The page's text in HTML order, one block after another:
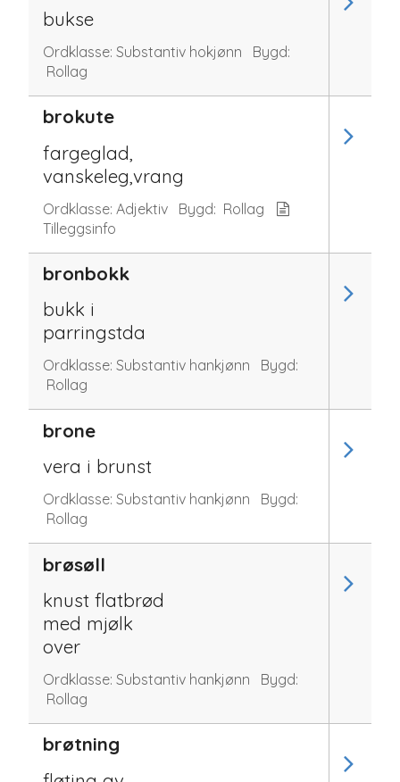
bukse
Ordklasse: Substantiv hokjønn
Bygd:
Rollag
brokute
fargeglad,
vanskeleg,vrang
Ordklasse: Adjektiv Bygd: Rollag
Tilleggsinfo
bronbokk
bukk i
parringstda
Ordklasse: Substantiv hankjønn
Bygd:
Rollag
brone
vera i brunst
Ordklasse: Substantiv hankjønn
Bygd:
Rollag
brøsøll
knust flatbrød
med mjølk
over
Ordklasse: Substantiv hankjønn
Bygd:
Rollag
brøtning